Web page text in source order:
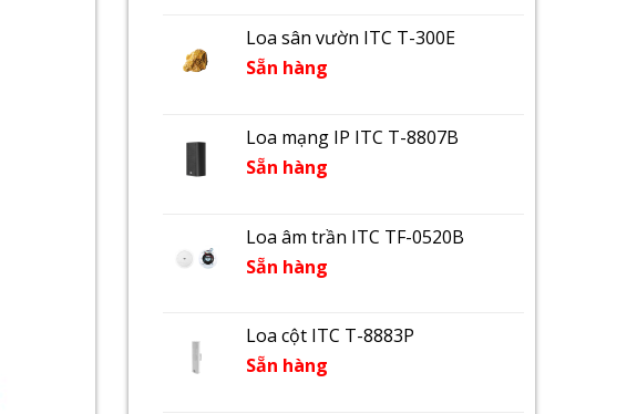
Loa sân vườn ITC T-300E
Sẵn hàng
Loa mạng IP ITC T-8807B
Sẵn hàng
Loa âm trần ITC TF-0520B
Sẵn hàng
Loa cột ITC T-8883P
Sẵn hàng